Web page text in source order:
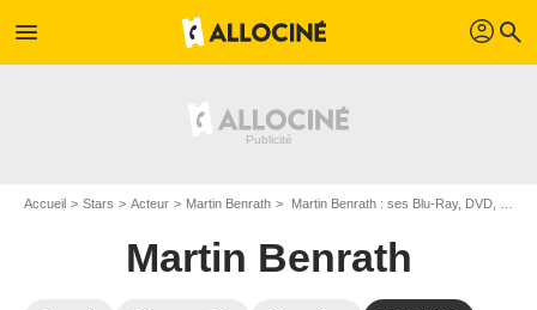
menu profil search
Accueil Stars Acteur Martin Benrath Martin Benrath : ses Blu-Ray, DVD, VOD, SVOD
Martin Benrath